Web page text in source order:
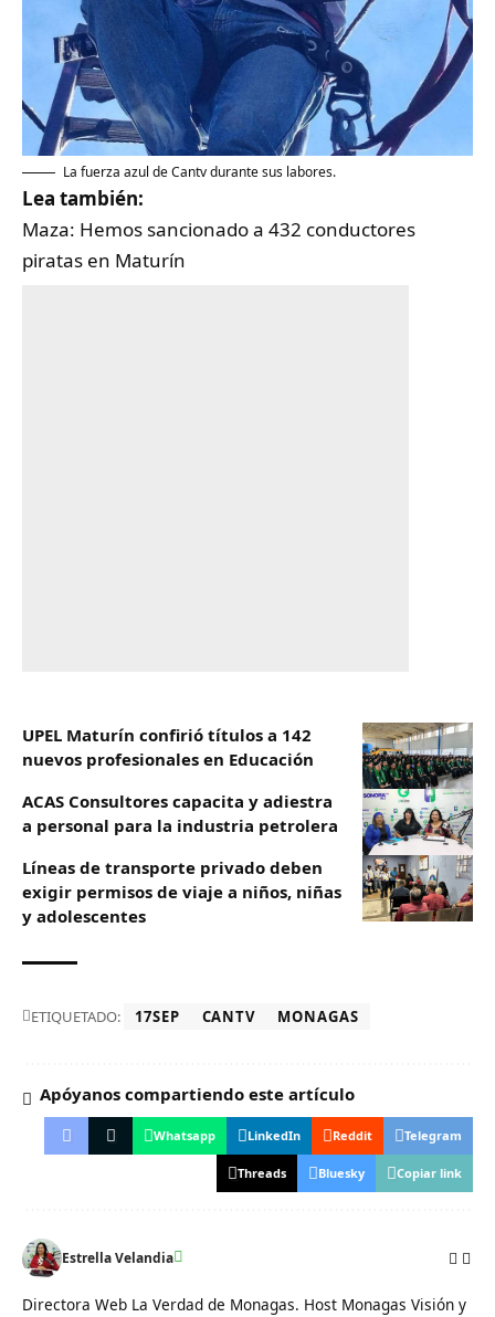
La fuerza azul de Cantv durante sus labores.
Lea también:
Maza: Hemos sancionado a 432 conductores
piratas en Maturín
UPEL Maturín confirió títulos a 142
nuevos profesionales en Educación
ACAS Consultores capacita y adiestra
a personal para la industria petrolera
Líneas de transporte privado deben
exigir permisos de viaje a niños, niñas
y adolescentes
ETIQUETADO: 17SEP CANTV MONAGAS
Apóyanos compartiendo este artículo
Whatsapp LinkedIn Reddit Telegram
Threads Bluesky Copiar link
Estrella Velandia
Directora Web La Verdad de Monagas. Host Monagas Visión y